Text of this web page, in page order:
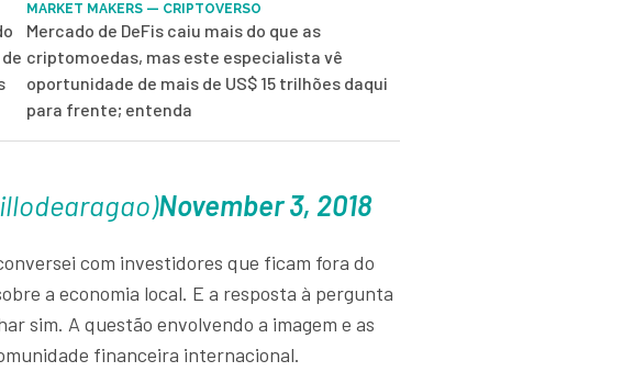
MARKET MAKERS — CRIPTOVERSO
Mercado de DeFis caiu mais do que as
criptomoedas, mas este especialista vê
oportunidade de mais de US$ 15 trilhões daqui
para frente; entenda
November 3, 2018
com investidores que ficam fora do
a economia local. E a resposta à pergunta
sim. A questão envolvendo a imagem e as
financeira internacional.